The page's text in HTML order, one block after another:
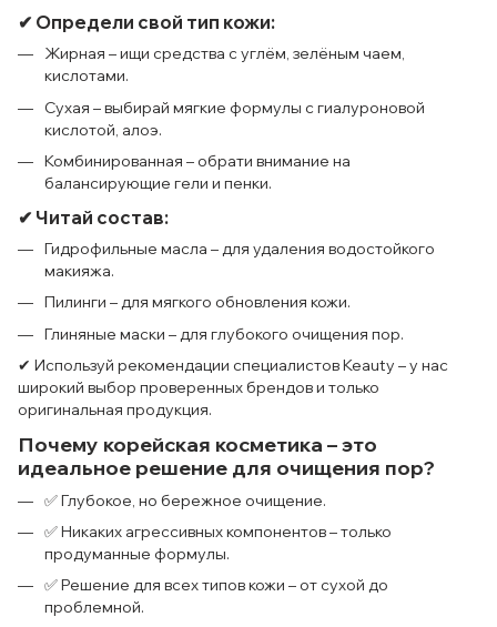
✔ Определи свой тип кожи:
Жирная – ищи средства с углём, зелёным чаем,
кислотами.
Сухая – выбирай мягкие формулы с гиалуроновой
кислотой, алоэ.
Комбинированная – обрати внимание на
балансирующие гели и пенки.
✔ Читай состав:
Гидрофильные масла – для удаления водостойкого
макияжа.
Пилинги – для мягкого обновления кожи.
Глиняные маски – для глубокого очищения пор.
✔ Используй рекомендации специалистов Keauty – у нас
широкий выбор проверенных брендов и только
оригинальная продукция.
Почему корейская косметика – это
идеальное решение для очищения пор?
✅ Глубокое, но бережное очищение.
✅ Никаких агрессивных компонентов – только
продуманные формулы.
✅ Решение для всех типов кожи – от сухой до
проблемной.